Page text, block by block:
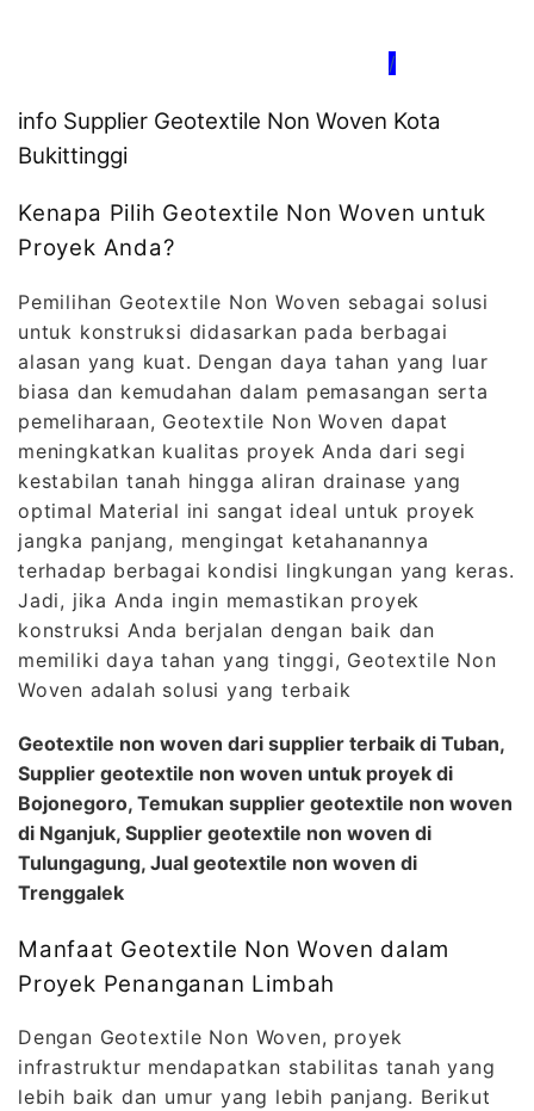
/
info Supplier Geotextile Non Woven Kota
Bukittinggi
Kenapa Pilih Geotextile Non Woven untuk
Proyek Anda?
Pemilihan Geotextile Non Woven sebagai solusi
untuk konstruksi didasarkan pada berbagai
alasan yang kuat. Dengan daya tahan yang luar
biasa dan kemudahan dalam pemasangan serta
pemeliharaan, Geotextile Non Woven dapat
meningkatkan kualitas proyek Anda dari segi
kestabilan tanah hingga aliran drainase yang
optimal Material ini sangat ideal untuk proyek
jangka panjang, mengingat ketahanannya
terhadap berbagai kondisi lingkungan yang keras.
Jadi, jika Anda ingin memastikan proyek
konstruksi Anda berjalan dengan baik dan
memiliki daya tahan yang tinggi, Geotextile Non
Woven adalah solusi yang terbaik
Geotextile non woven dari supplier terbaik di Tuban,
Supplier geotextile non woven untuk proyek di
Bojonegoro, Temukan supplier geotextile non woven
di Nganjuk, Supplier geotextile non woven di
Tulungagung, Jual geotextile non woven di
Trenggalek
Manfaat Geotextile Non Woven dalam
Proyek Penanganan Limbah
Dengan Geotextile Non Woven, proyek
infrastruktur mendapatkan stabilitas tanah yang
lebih baik dan umur yang lebih panjang. Berikut